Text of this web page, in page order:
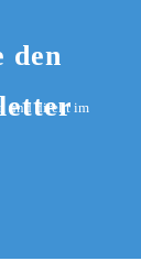
den
und direkt im